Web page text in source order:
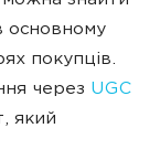
основному
покупців.
через UGC
який